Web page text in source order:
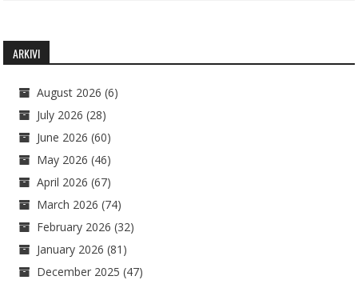
ARKIVI
August 2026 (6)
July 2026 (28)
June 2026 (60)
May 2026 (46)
April 2026 (67)
March 2026 (74)
February 2026 (32)
January 2026 (81)
December 2025 (47)